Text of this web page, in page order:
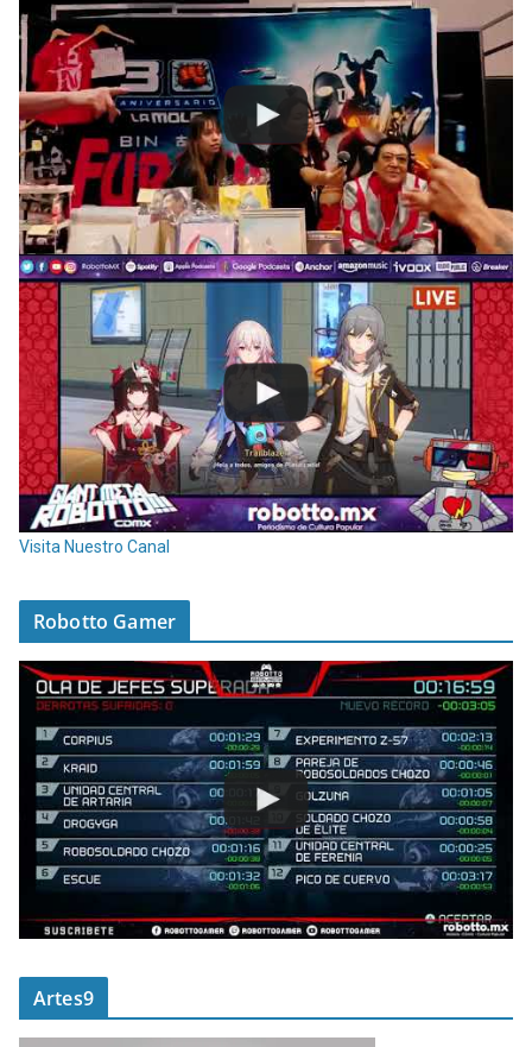
Visita Nuestro Canal
Robotto Gamer
Artes9